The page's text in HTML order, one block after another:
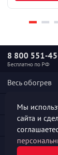
8 800 551-
Бесплатно по РФ
Весь обогрев
Наши услуги
Полезная
Мы
сайта и